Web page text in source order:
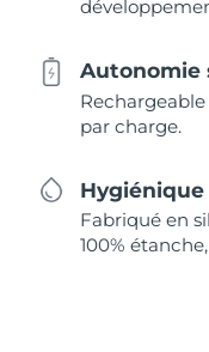
Autonomie
par charge.
Fabriqué en
100%